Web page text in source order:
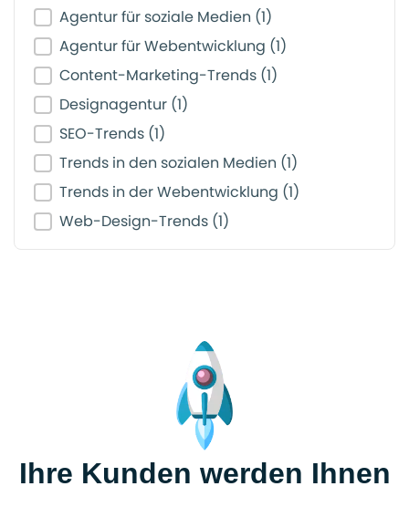
Agentur für soziale Medien (1)
Agentur für Webentwicklung (1)
Content-Marketing-Trends (1)
Designagentur (1)
SEO-Trends (1)
Trends in den sozialen Medien (1)
Trends in der Webentwicklung (1)
Web-Design-Trends (1)
Ihre Kunden werden Ihnen